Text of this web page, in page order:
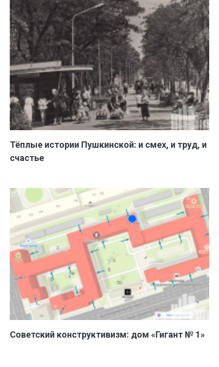
Тёплые истории Пушкинской: и смех, и труд, и
счастье
Советский конструктивизм: дом «Гигант № 1»